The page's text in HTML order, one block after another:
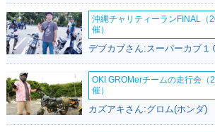
沖縄チャリティーランFINAL（
催）
デブカブさん:スーパーカブ１
OKI GROMerチームの走行会（
催）
カズアキさん:グロム(ホンダ)